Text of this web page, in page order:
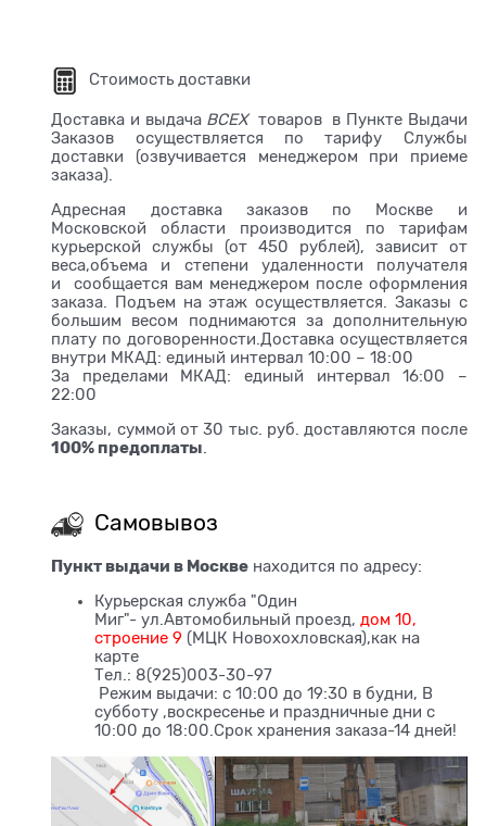
Стоимость доставки
Доставка и выдача ВСЕХ товаров в Пункте Выдачи
Заказов осуществляется по тарифу Службы
доставки (озвучивается менеджером при приеме
заказа).
Адресная доставка заказов по Москве и
Московской области производится по тарифам
курьерской службы (от 450 рублей), зависит от
веса,объема и степени удаленности получателя
и сообщается вам менеджером после оформления
заказа. Подъем на этаж осуществляется. Заказы с
большим весом поднимаются за дополнительную
плату по договоренности.Доставка осуществляется
внутри МКАД: единый интервал 10:00 – 18:00
За пределами МКАД: единый интервал 16:00 –
22:00
Заказы, суммой от 30 тыс. руб. доставляются после
100% предоплаты
Самовывоз
Пункт выдачи в Москве находится по адресу:
Курьерская служба "Один
Миг"- ул.Автомобильный проезд, дом 10,
строение 9 (МЦК Новохохловская),как на
карте
Тел.: 8(925)003-30-97
Режим выдачи: с 10:00 до 19:30 в будни, В
субботу ,воскресенье и праздничные дни с
10:00 до 18:00.Срок хранения заказа-14 дней!